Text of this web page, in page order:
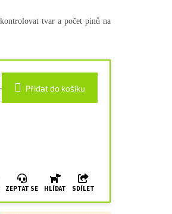
Přidat do košíku
ZEPTAT SE HLÍDAT SDÍLET
tvar a počet pinů na